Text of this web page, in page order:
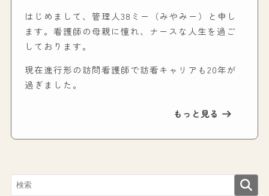
はじめまして、管理人38ミー（みやみー）と申し
ます。看護師の母親に憧れ、ナースな人生を過ご
しております。
現在進行形の訪問看護師で訪看キャリアも20年が
過ぎました。
もっと見る